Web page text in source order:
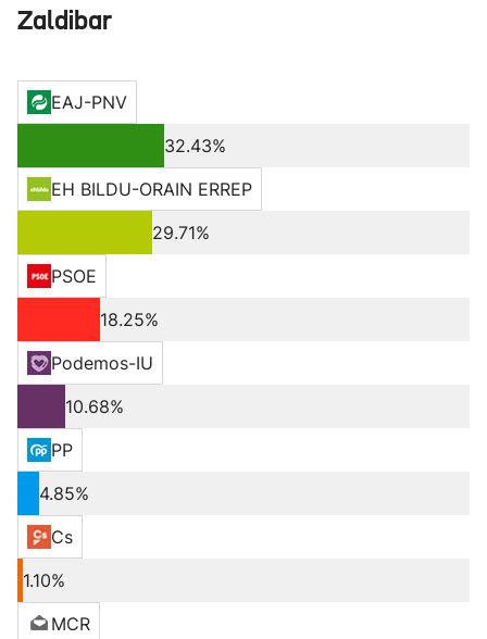
Zaldibar
EAJ-PNV
32.43%
EH BILDU-ORAIN ERREP
29.71%
PSOE
18.25%
Podemos-IU
10.68%
PP
4.85%
Cs
1.10%
MCR